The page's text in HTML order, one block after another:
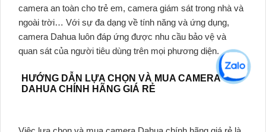
camera an toàn cho trẻ em, camera giám sát trong nhà và
ngoài trời… Với sự đa dạng về tính năng và ứng dụng,
camera Dahua luôn đáp ứng được nhu cầu bảo vệ và
quan sát của người tiêu dùng trên mọi phương diện.
HƯỚNG DẪN LỰA CHỌN VÀ MUA CAMERA
DAHUA CHÍNH HÃNG GIÁ RẺ